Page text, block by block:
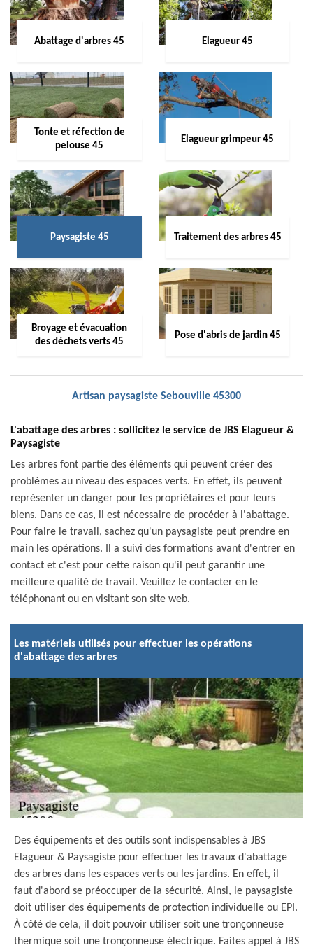
Abattage d'arbres 45 Elagueur 45
Tonte et réfection de
pelouse 45
Elagueur grimpeur 45
Paysagiste 45 Traitement des arbres 45
Broyage et évacuation
des déchets verts 45
Pose d'abris de jardin 45
Artisan paysagiste Sebouville 45300
L'abattage des arbres : sollicitez le service de JBS Elagueur &
Paysagiste
Les arbres font partie des éléments qui peuvent créer des
problèmes au niveau des espaces verts. En effet, ils peuvent
représenter un danger pour les propriétaires et pour leurs
biens. Dans ce cas, il est nécessaire de procéder à l'abattage.
Pour faire le travail, sachez qu'un paysagiste peut prendre en
main les opérations. Il a suivi des formations avant d'entrer en
contact et c'est pour cette raison qu'il peut garantir une
meilleure qualité de travail. Veuillez le contacter en le
téléphonant ou en visitant son site web.
Les matériels utilisés pour effectuer les opérations
d'abattage des arbres
Des équipements et des outils sont indispensables à JBS
Elagueur & Paysagiste pour effectuer les travaux d'abattage
des arbres dans les espaces verts ou les jardins. En effet, il
faut d'abord se préoccuper de la sécurité. Ainsi, le paysagiste
doit utiliser des équipements de protection individuelle ou EPI.
À côté de cela, il doit pouvoir utiliser soit une tronçonneuse
thermique soit une tronçonneuse électrique. Faites appel à JBS